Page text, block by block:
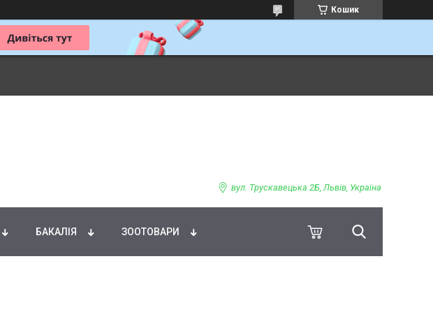
Кошик
вул. Трускавецька 2Б, Львів, Україна
БАКАЛІЯ ЗООТОВАРИ